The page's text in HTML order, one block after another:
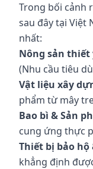
Trong bối cảnh
sau đây tại Việt
nhất:
Nông sản thiết
(Nhu cầu tiêu
Vật liệu xây
phẩm từ mây
Bao bì & Sản
cung ứng thực
Thiết bị bảo hộ
khẳng định